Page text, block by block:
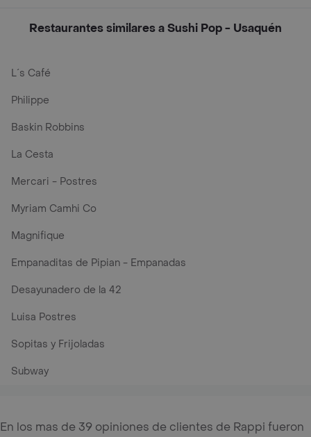
Restaurantes similares a Sushi Pop - Usaquén
L´s Café
Philippe
Baskin Robbins
La Cesta
Mercari - Postres
Myriam Camhi Co
Magnifique
Empanaditas de Pipian - Empanadas
Desayunadero de la 42
Luisa Postres
Sopitas y Frijoladas
Subway
En los mas de 39 opiniones de clientes de Rappi fueron